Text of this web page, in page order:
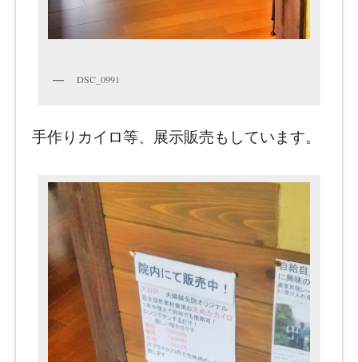
DSC_0991
手作りカイロ等、展示販売もしています。